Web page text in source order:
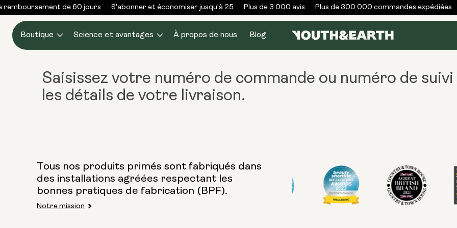
Skip to
content
de 60 jours S'abonner et économiser jusqu'à 25 Plus de 3 000 avis Plus de 300 000 commandes expédiées
Boutique Science et avantages À propos de nous Blog
Saisissez votre numéro de commande ou numéro de suivi
les détails de votre livraison.
Tous nos produits primés sont fabriqués dans
des installations agréées respectant les
bonnes pratiques de fabrication (BPF).
Notre mission